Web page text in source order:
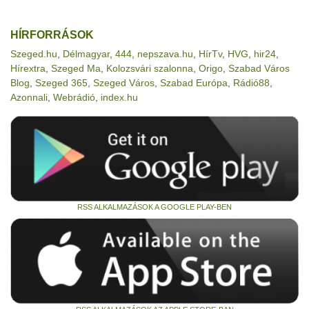
HÍRFORRÁSOK
Szeged.hu Délmagyar, 444 nepszava.hu HírTv, HVG hir24
Hírextra Szeged Ma Kolozsvári szalonna Origo Szabad Város
Blog Szeged 365 Szeged Város Szabad Európa Rádió88
Azonnali Webrádió index.hu
RSS ALKALMAZÁSOK A GOOGLE PLAY-BEN